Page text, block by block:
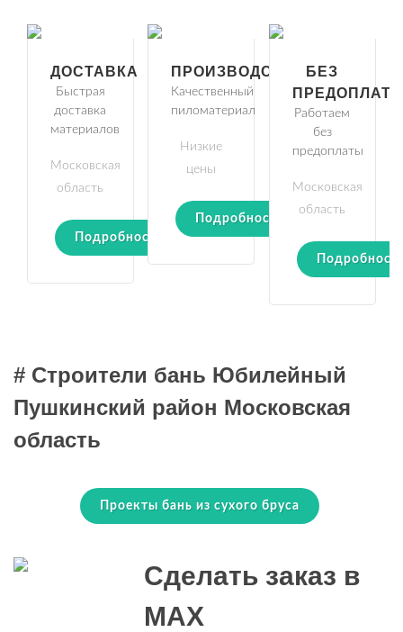
ДОСТАВКА
Быстрая
доставка
материалов
Московская
область
Подробности
ПРОИЗВОДСТВО
Качественный
пиломатериал
Низкие
цены
Подробности
БЕЗ
Работаем
без
предоплаты
Московская
область
# Строители бань Юбилейный
Пушкинский район Московская
область
Проекты бань из сухого бруса
Сделать заказ в
MAX